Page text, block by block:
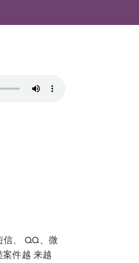
信、 QQ、微
件越 来越